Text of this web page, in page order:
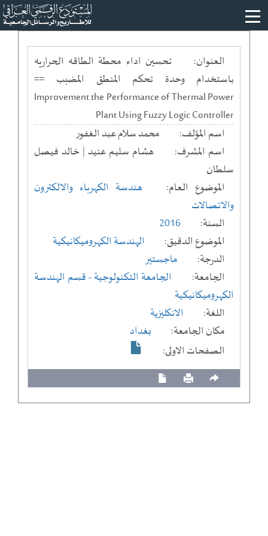
العنوان:
تحسين اداء محطة الطاقه الحراريه
باستخدام وحدة تحكم المنطق المضبب ==
Improvement the Performance of Thermal Power
Plant Using Fuzzy Logic Controller
اسم المؤلف:
محمد سلام عبد الغفور
اسم المشرف:
هشام سليم عنيد | خالد فيصل
سلطان
الموضوع العام:
هندسة الكهرباء والالكترون
والاتصالات
السنة:
2016
الموضوع الدقيق:
الهندسة الكهروميكانيكية
الدرجة:
ماجستير
الجامعة:
الجامعة التكنولوجية- قسم الهندسة
الكهروميكانيكية
اللغة:
الانكليزية
مكان الجامعة:
بغداد
الصفحات الاولى: